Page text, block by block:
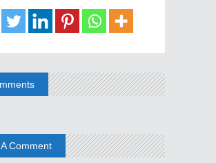
Comment